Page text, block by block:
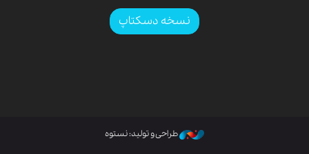
نسخه دسکتاپ
طراحی و تولید: نستوه